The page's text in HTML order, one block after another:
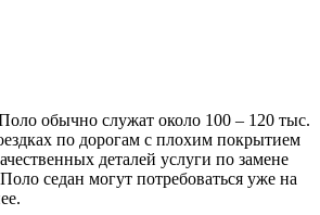
обычно служат около 100 – 120 тыс.
по дорогам с плохим покрытием
деталей услуги по замене
седан могут потребоваться уже на